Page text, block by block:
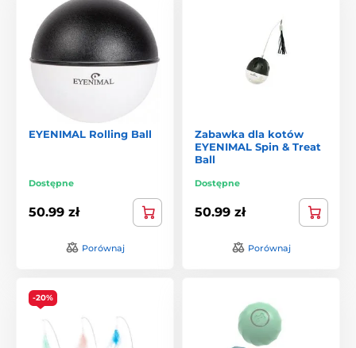
EYENIMAL Rolling Ball
Dostępne
50.99 zł
Porównaj
Zabawka dla kotów
EYENIMAL Spin & Treat
Ball
Dostępne
50.99 zł
Porównaj
-20%